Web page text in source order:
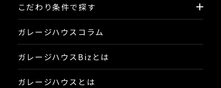
こだわり条件で探す
ガレージハウスコラム
ガレージハウスBizとは
ガレージハウスとは